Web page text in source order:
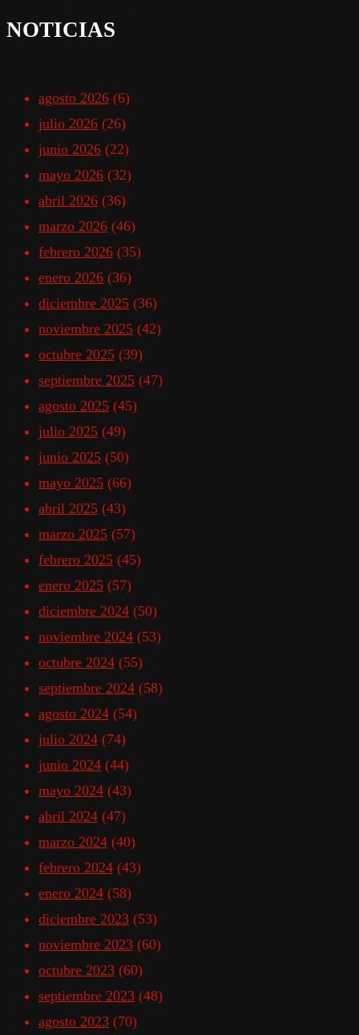
NOTICIAS
agosto 2026 (6)
julio 2026 (26)
junio 2026 (22)
mayo 2026 (32)
abril 2026 (36)
marzo 2026 (46)
febrero 2026 (35)
enero 2026 (36)
diciembre 2025 (36)
noviembre 2025 (42)
octubre 2025 (39)
septiembre 2025 (47)
agosto 2025 (45)
julio 2025 (49)
junio 2025 (50)
mayo 2025 (66)
abril 2025 (43)
marzo 2025 (57)
febrero 2025 (45)
enero 2025 (57)
diciembre 2024 (50)
noviembre 2024 (53)
octubre 2024 (55)
septiembre 2024 (58)
agosto 2024 (54)
julio 2024 (74)
junio 2024 (44)
mayo 2024 (43)
abril 2024 (47)
marzo 2024 (40)
febrero 2024 (43)
enero 2024 (58)
diciembre 2023 (53)
noviembre 2023 (60)
octubre 2023 (60)
septiembre 2023 (48)
agosto 2023 (70)